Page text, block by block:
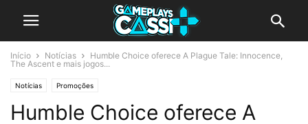
Início Notícias
Humble Choice oferece A Plague Tale: Innocence,
The Ascent e mais jogos...
Notícias Promoções
Humble Choice oferece A